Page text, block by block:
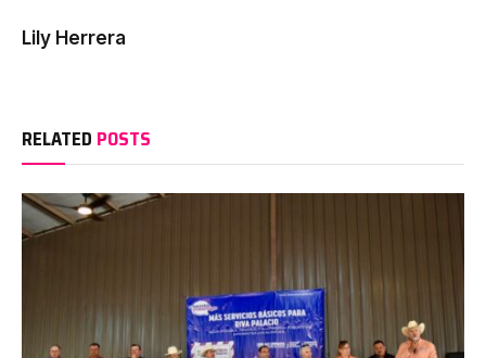
Lily Herrera
RELATED POSTS